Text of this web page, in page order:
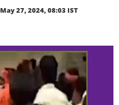
May 27, 2024, 08:03 IST